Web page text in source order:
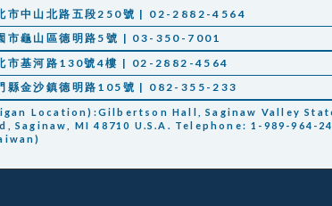
市中山北路五段250號 | 02-2882-4564
市龜山區德明路5號 | 03-350-7001
市基河路130號4樓 | 02-2882-4564
縣金沙鎮德明路105號 | 082-355-233
Location):Gilbertson Hall, Saginaw Valley
Saginaw, MI 48710 U.S.A. Telephone: 1-989-964-